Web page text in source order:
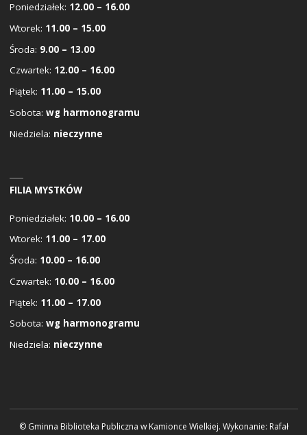
Poniedziałek: 12.00 – 16.00
Wtorek: 11.00 – 15.00
Środa: 9.00 – 13.00
Czwartek: 12.00 – 16.00
Piątek: 11.00 – 15.00
Sobota: wg harmonogramu
Niedziela: nieczynne
FILIA MYSTKÓW
Poniedziałek: 10.00 – 16.00
Wtorek: 11.00 – 17.00
Środa: 10.00 – 16.00
Czwartek: 10.00 – 16.00
Piątek: 11.00 – 17.00
Sobota: wg harmonogramu
Niedziela: nieczynne
© Gminna Biblioteka Publiczna w Kamionce Wielkiej. Wykonanie: Rafał